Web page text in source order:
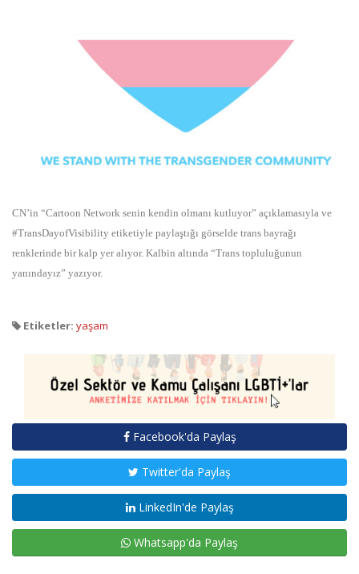
CN’in “Cartoon Network senin kendin olmanı kutluyor” açıklamasıyla ve
#TransDayofVisibility etiketiyle paylaştığı görselde trans bayrağı
renklerinde bir kalp yer alıyor. Kalbin altında “Trans topluluğunun
yanındayız” yazıyor.
Etiketler: yaşam
Facebook'da Paylaş
Twitter'da Paylaş
LinkedIn'de Paylaş
Whatsapp'da Paylaş